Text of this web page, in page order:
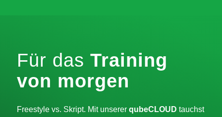
Für das Training
von morgen
Freestyle vs. Skript. Mit unserer qubeCLOUD tauchst